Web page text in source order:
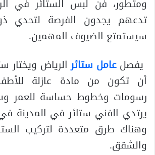
ومتطور، فن لبس الستائر في
تدعهم يجدون الفرصة لتحدي
سيستمتع الضيوف المهمين.
يفصلعامل ستائرالرياض ويختار
أن تكون من مادة عازلة
رسومات وخطوط حساسة للعمر
يرتدي الفني ستائر في المدينة
وهناك طرق متعددة لتركيب
والشقق.